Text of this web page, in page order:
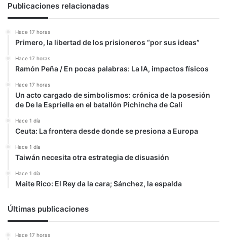
Publicaciones relacionadas
Hace 17 horas
Primero, la libertad de los prisioneros “por sus ideas”
Hace 17 horas
Ramón Peña / En pocas palabras: La IA, impactos físicos
Hace 17 horas
Un acto cargado de simbolismos: crónica de la posesión
de De la Espriella en el batallón Pichincha de Cali
Hace 1 día
Ceuta: La frontera desde donde se presiona a Europa
Hace 1 día
Taiwán necesita otra estrategia de disuasión
Hace 1 día
Maite Rico: El Rey da la cara; Sánchez, la espalda
Últimas publicaciones
Hace 17 horas